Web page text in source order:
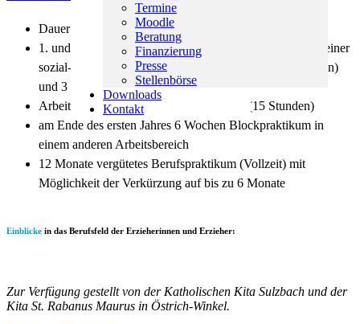
Termine
Moodle
Beratung
Finanzierung
Presse
Stellenbörse
Downloads
Kontakt
Dauer: 2 ½ bis 3 Jahre
1. und 2. Ausbildungsjahr: 2 Tage vergütete Tätigkeit in einer
sozial-pädagogischen Einrichtung (mindestens 15 Stunden)
und 3 Tage Schule
Arbeitstätigkeit auch während der Ferien (15 Stunden)
am Ende des ersten Jahres 6 Wochen Blockpraktikum in
einem anderen Arbeitsbereich
12 Monate vergütetes Berufspraktikum (Vollzeit) mit
Möglichkeit der Verkürzung auf bis zu 6 Monate
Einblicke in das Berufsfeld der Erzieherinnen und Erzieher:
Zur Verfügung gestellt von der Katholischen Kita Sulzbach und der
Kita St. Rabanus Maurus in Östrich-Winkel.